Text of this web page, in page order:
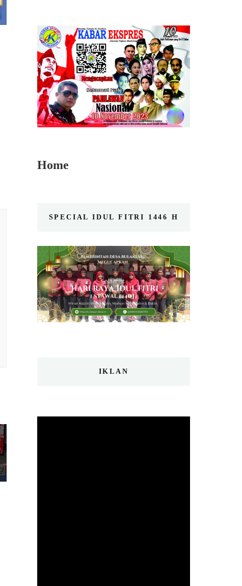
Home
SPECIAL IDUL FITRI 1446 H
IKLAN